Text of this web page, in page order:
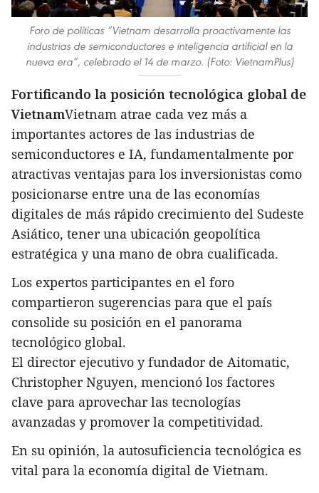
Foro de políticas “Vietnam desarrolla proactivamente las
industrias de semiconductores e inteligencia artificial en la
nueva era”, celebrado el 14 de marzo. (Foto: VietnamPlus)
Fortificando la posición tecnológica global de
VietnamVietnam atrae cada vez más a
importantes actores de las industrias de
semiconductores e IA, fundamentalmente por
atractivas ventajas para los inversionistas como
posicionarse entre una de las economías
digitales de más rápido crecimiento del Sudeste
Asiático, tener una ubicación geopolítica
estratégica y una mano de obra cualificada.
Los expertos participantes en el foro
compartieron sugerencias para que el país
consolide su posición en el panorama
tecnológico global.
El director ejecutivo y fundador de Aitomatic,
Christopher Nguyen, mencionó los factores
clave para aprovechar las tecnologías
avanzadas y promover la competitividad.
En su opinión, la autosuficiencia tecnológica es
vital para la economía digital de Vietnam.